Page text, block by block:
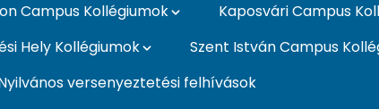
Campus Kollégiumok
Kaposvári Campus
Hely Kollégiumok Szent István Campus
versenyeztetési felhívások